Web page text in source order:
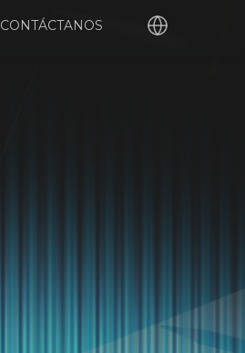
CONTÁCTANOS